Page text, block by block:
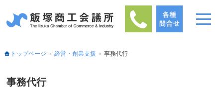
トップページ 経営・創業支援 事務代行
事務代行